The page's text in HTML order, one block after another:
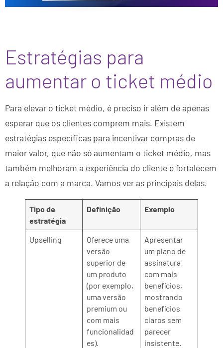
Estratégias para
aumentar o ticket médio
Para elevar o ticket médio, é preciso ir além de apenas
esperar que os clientes comprem mais. Existem
estratégias específicas para incentivar compras de
maior valor, que não só aumentam o ticket médio, mas
também melhoram a experiência do cliente e fortalecem
a relação com a marca. Vamos ver as principais delas.
Tipo de
estratégia
Definição Exemplo
Upselling
Oferece uma
versão
superior de
um produto
(por exemplo,
uma versão
premium ou
com mais
funcionalidad
es).
Apresentar
um plano de
assinatura
com mais
benefícios,
mostrando
benefícios
claros sem
parecer
insistente.